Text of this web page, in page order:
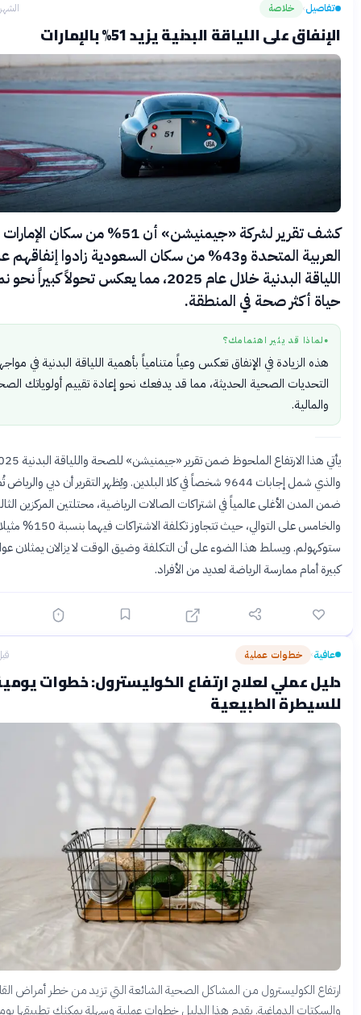
خلاصة الشهر الماضي
على اللياقة البدنية يزيد 51% بالإمارات
كشف تقرير لشركة «جيمنيشن» أن 51% من سكان الإمارات
العربية المتحدة و43% من سكان السعودية زادوا إنفاقهم على
اللياقة البدنية خلال عام 2025، مما يعكس تحولاً كبيراً نحو نمط
أكثر صحة في المنطقة.
قد يثير اهتمامك؟
الزيادة في الإنفاق تعكس وعياً متنامياً بأهمية اللياقة البدنية في مواجهة
الصحية الحديثة، مما قد يدفعك نحو إعادة تقييم أولوياتك الصحية
يأتي هذا الارتفاع الملحوظ ضمن تقرير «جيمنيشن» للصحة واللياقة البدنية 2025،
والذي شمل إجابات 9644 شخصاً في كلا البلدين. ويُظهر التقرير أن دبي والرياض تُصنّفان
الأغلى عالمياً في اشتراكات الصالات الرياضية، محتلتين المركزين الثالث
والخامس على التوالي، حيث تتجاوز تكلفة الاشتراكات فيهما بنسبة 150% مثيلاتها في
ويسلط هذا الضوء على أن التكلفة وضيق الوقت لا يزالان يمثلان عوائق
ممارسة الرياضة لعديد من الأفراد.
خطوات عملية
عملي لعلاج ارتفاع الكوليسترول: خطوات يومية
الطبيعية
الكوليسترول من المشاكل الصحية الشائعة التي تزيد من خطر أمراض القلب
الدماغية. يقدم هذا الدليل خطوات عملية وسهلة يمكنك تطبيقها يومياً